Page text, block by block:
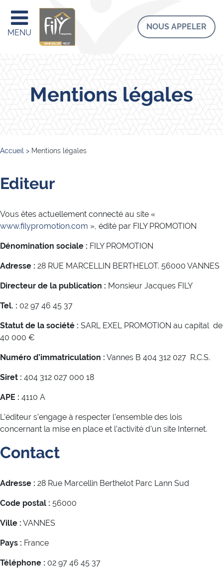
MENU
NOUS APPELER
Mentions légales
Accueil > Mentions légales
Editeur
Vous êtes actuellement connecté au site «
www.filypromotion.com », édité par FILY PROMOTION
Dénomination sociale : FILY PROMOTION
Adresse : 28 RUE MARCELLIN BERTHELOT. 56000 VANNES
Directeur de la publication : Monsieur Jacques FILY
Tel. : 02 97 46 45 37
Statut de la société : SARL EXEL PROMOTION au capital de
40 000 €
Numéro d’immatriculation : Vannes B 404 312 027 R.C.S.
Siret : 404 312 027 000 18
APE : 4110 A
L’éditeur s’engage à respecter l’ensemble des lois
concernant la mise en place et l’activité d’un site Internet.
Contact
Adresse : 28 Rue Marcellin Berthelot Parc Lann Sud
Code postal : 56000
Ville : VANNES
Pays : France
Téléphone : 02 97 46 45 37